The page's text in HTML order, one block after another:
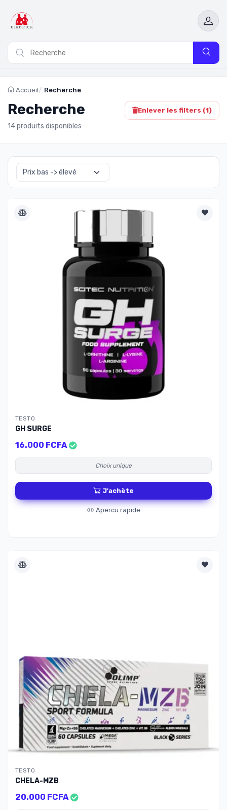
Accueil Recherche
Recherche
14 produits disponibles
Enlever les filters (1)
TESTO
GH SURGE
16.000 FCFA
Choix unique
J'achète
Apercu rapide
TESTO
CHELA-MZB
20.000 FCFA